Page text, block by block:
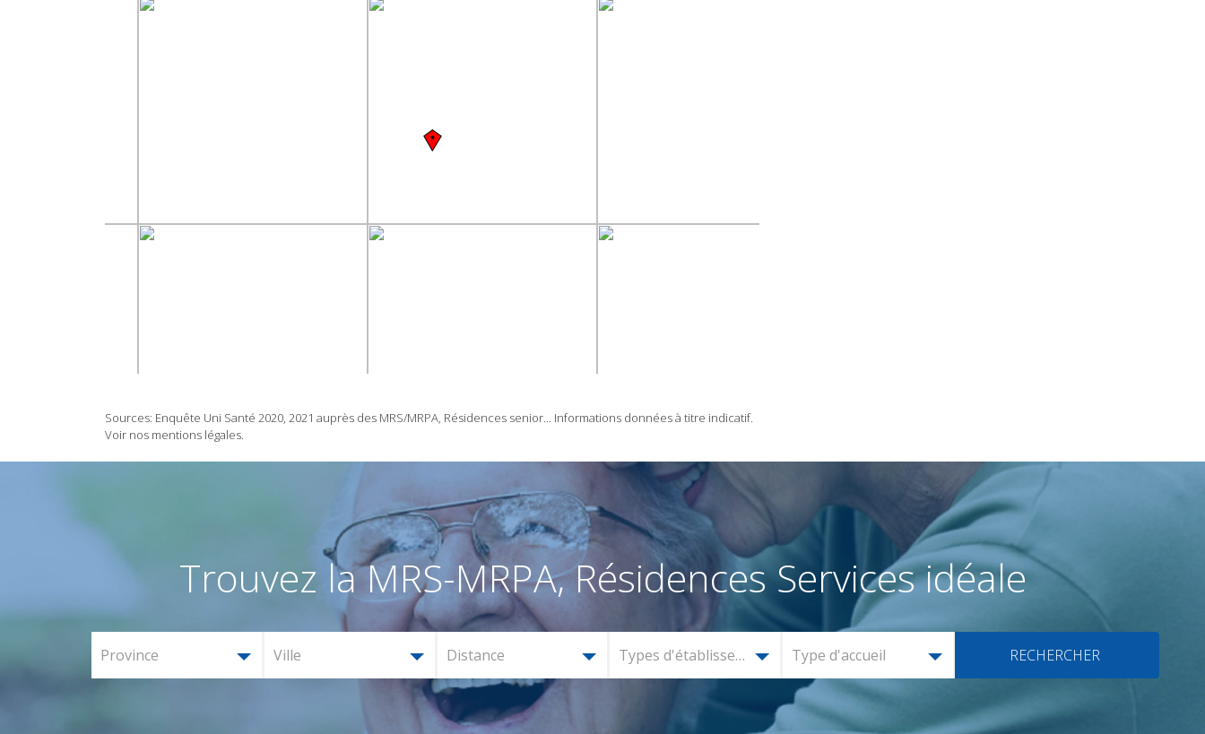
Sources: Enquête Uni Santé 2020, 2021 auprès des MRS/MRPA, Résidences senior... Informations données à titre indicatif.
Voir nos mentions légales.
Trouvez la MRS-MRPA, Résidences Services idéale
Province Ville Distance Types d'établissement Type d'accueil RECHERCHER